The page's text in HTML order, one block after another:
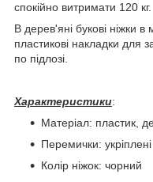
спокійно витримати 120 кг.
В дерев'яні букові ніжки в
пластикові накладки для
по підлозі.
Характеристики:
Матеріал: пластик,
Перемички:
Колір ніжок: чорний